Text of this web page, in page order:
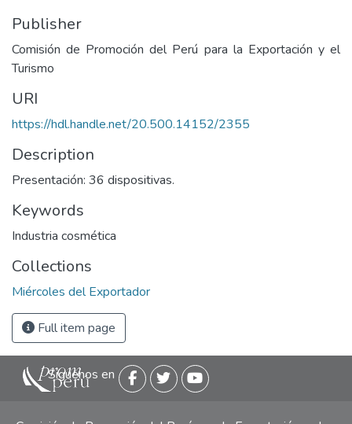
Publisher
Comisión de Promoción del Perú para la Exportación y el
Turismo
URI
https://hdl.handle.net/20.500.14152/2355
Description
Presentación: 36 dispositivas.
Keywords
Industria cosmética
Collections
Miércoles del Exportador
Full item page
Siguenos en